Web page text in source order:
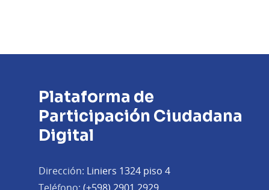
Plataforma de
Participación Ciudadana
Digital
Dirección: Liniers 1324 piso 4